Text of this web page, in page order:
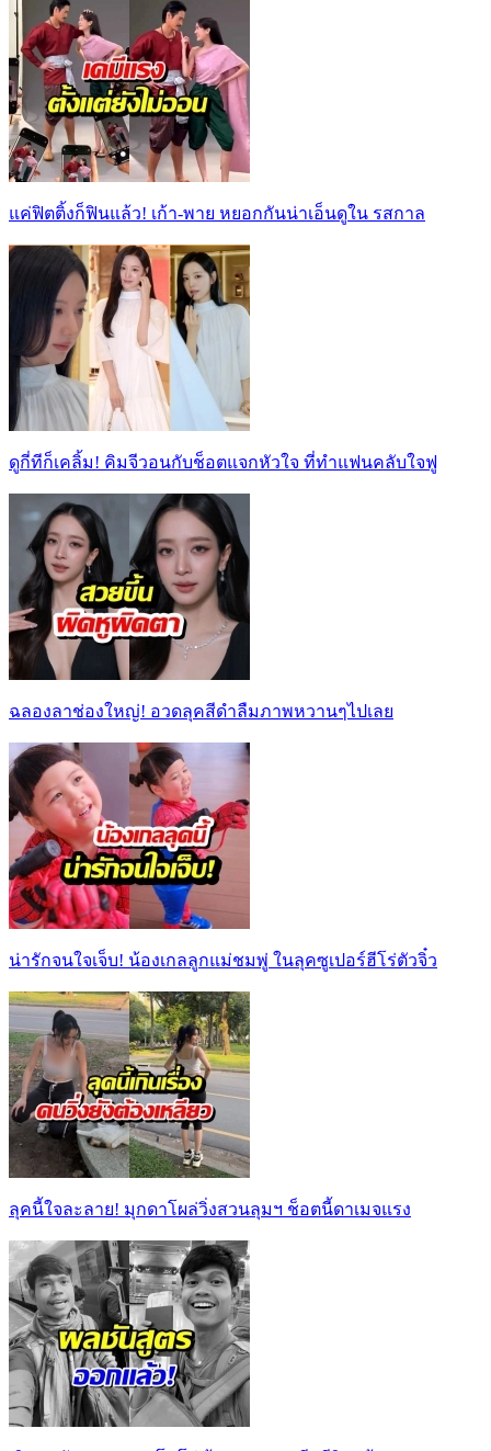
แค่ฟิตติ้งก็ฟินแล้ว! เก้า-พาย หยอกกันน่าเอ็นดูใน รสกาล
ดูกี่ทีก็เคลิ้ม! คิมจีวอนกับช็อตแจกหัวใจ ที่ทำแฟนคลับใจฟู
ฉลองลาช่องใหญ่! อวดลุคสีดำลืมภาพหวานๆไปเลย
น่ารักจนใจเจ็บ! น้องเกลลูกแม่ชมพู่ ในลุคซูเปอร์ฮีโร่ตัวจิ๋ว
ลุคนี้ใจละลาย! มุกดาโผล่วิ่งสวนลุมฯ ช็อตนี้ดาเมจแรง